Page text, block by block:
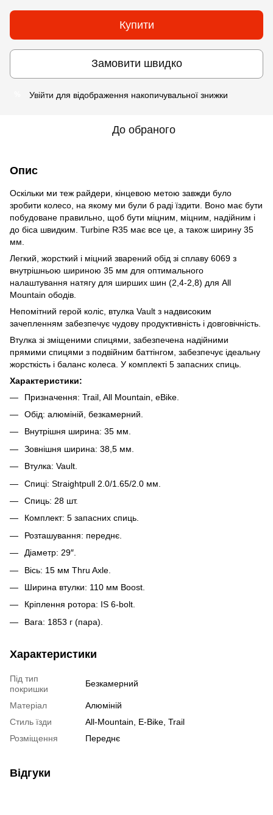
Купити
Замовити швидко
Увійти для відображення накопичувальної знижки
До обраного
Опис
Оскільки ми теж райдери, кінцевою метою завжди було
зробити колесо, на якому ми були б раді їздити. Воно має бути
побудоване правильно, щоб бути міцним, міцним, надійним і
до біса швидким. Turbine R35 має все це, а також ширину 35
мм.
Легкий, жорсткий і міцний зварений обід зі сплаву 6069 з
внутрішньою шириною 35 мм для оптимального
налаштування натягу для ширших шин (2,4-2,8) для All
Mountain ободів.
Непомітний герой коліс, втулка Vault з надвисоким
зачепленням забезпечує чудову продуктивність і довговічність.
Втулка зі зміщеними спицями, забезпечена надійними
прямими спицями з подвійним баттінгом, забезпечує ідеальну
жорсткість і баланс колеса. У комплекті 5 запасних спиць.
Характеристики:
Призначення: Trail, All Mountain, eBike.
Обід: алюміній, безкамерний.
Внутрішня ширина: 35 мм.
Зовнішня ширина: 38,5 мм.
Втулка: Vault.
Спиці: Straightpull 2.0/1.65/2.0 мм.
Спиць: 28 шт.
Комплект: 5 запасних спиць.
Розташування: переднє.
Діаметр: 29″.
Вісь: 15 мм Thru Axle.
Ширина втулки: 110 мм Boost.
Кріплення ротора: IS 6-bolt.
Вага: 1853 г (пара).
Характеристики
Під тип
покришки
Безкамерний
Матеріал
Алюміній
Стиль їзди
All-Mountain, E-Bike, Trail
Розміщення
Переднє
Відгуки